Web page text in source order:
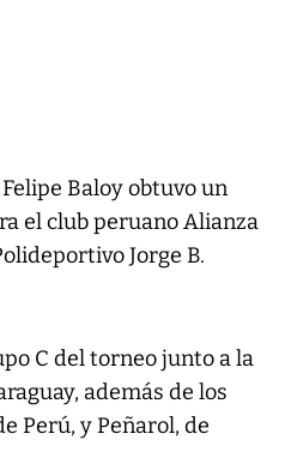
Baloy obtuvo un
el club peruano Alianza
Jorge B.
C del torneo junto a la
además de los
Perú, y Peñarol, de